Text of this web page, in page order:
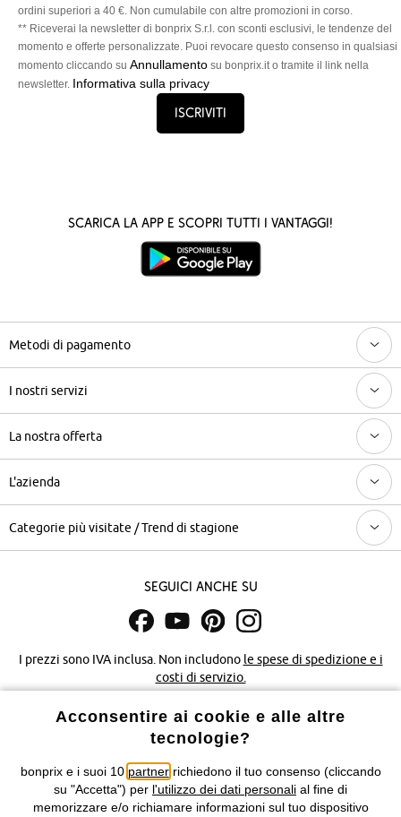
ordini superiori a 40 €. Non cumulabile con altre promozioni in corso.
** Riceverai la newsletter di bonprix S.r.l. con sconti esclusivi, le tendenze del
momento e offerte personalizzate. Puoi revocare questo consenso in qualsiasi
momento cliccando su Annullamento su bonprix.it o tramite il link nella
newsletter. Informativa sulla privacy
Iscriviti
Scarica la App e scopri tutti i vantaggi!
Metodi di pagamento
I nostri servizi
La nostra offerta
L'azienda
Categorie più visitate / Trend di stagione
Seguici anche su
I prezzi sono IVA inclusa. Non includono le spese di spedizione e i
costi di servizio.
Condizioni di vendita Accessibilità
Informativa privacy e cookie
Informazioni legali Diritto di recesso
Acconsentire ai cookie e alle altre
tecnologie?
bonprix e i suoi 10 partnerrichiedono il tuo consenso (cliccando
su "Accetta") per l'utilizzo dei dati personali al fine di
memorizzare e/o richiamare informazioni sul tuo dispositivo